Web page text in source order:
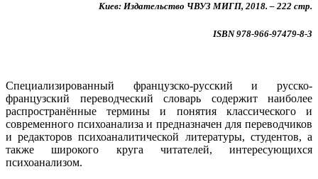
Киев: Издательство ЧВУЗ МИГП, 2018. – 222 стр.
ISBN 978-966-97479-8-3
Специализированный французско-русский и русско-
французский переводческий словарь содержит наиболее
распространённые термины и понятия классического и
современного психоанализа и предназначен для переводчиков
и редакторов психоаналитической литературы, студентов, а
также широкого круга читателей, интересующихся
психоанализом.